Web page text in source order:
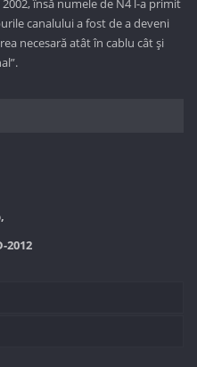
însă numele de N4 l-a primit
canalului a fost de a deveni
necesară atât în cablu cât și
2012